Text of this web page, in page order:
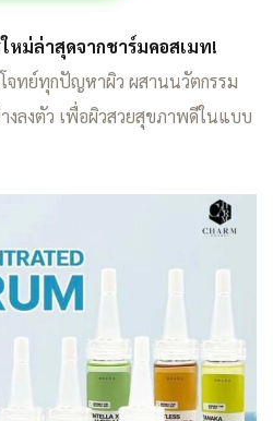
หม่ล่าสุดจากชาร์มคอสเมท!
ทย์ทุกปัญหาผิว ผสานนวัตกรรม
งลงตัว เพื่อผิวสวยสุขภาพดีในแบบ